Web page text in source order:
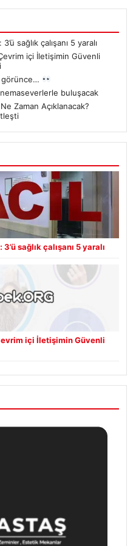
sağlık çalışanı 5 yaralı
içi İletişimin Güvenli
görünce…
buluşacak
Zaman Açıklanacak?
sağlık çalışanı 5 yaralı
içi İletişimin Güvenli